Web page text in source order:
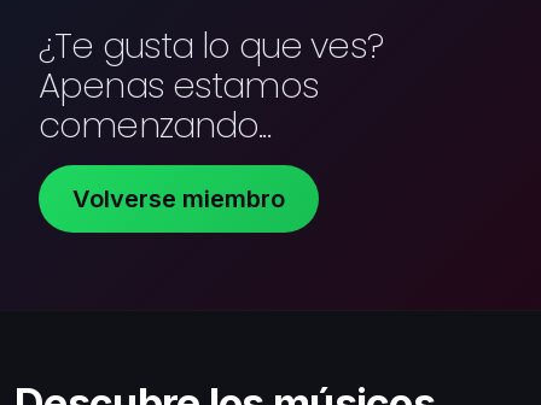
¿Te gusta lo que ves?
Apenas estamos
comenzando...
Volverse miembro